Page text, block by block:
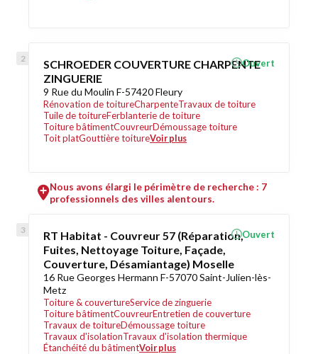
SCHROEDER COUVERTURE CHARPENTE
ZINGUERIE
9 Rue du Moulin F-57420 Fleury
Rénovation de toitureCharpenteTravaux de toiture
Tuile de toitureFerblanterie de toiture
Toiture bâtimentCouvreurDémoussage toiture
Toit platGouttière toitureVoir plus
Ouvert
Nous avons élargi le périmètre de recherche : 7
professionnels des villes alentours.
RT Habitat - Couvreur 57 (Réparation,
Fuites, Nettoyage Toiture, Façade,
Couverture, Désamiantage) Moselle
16 Rue Georges Hermann F-57070 Saint-Julien-lès-
Metz
Toiture & couvertureService de zinguerie
Toiture bâtimentCouvreurEntretien de couverture
Travaux de toitureDémoussage toiture
Travaux d'isolationTravaux d'isolation thermique
Étanchéité du bâtimentVoir plus
Ouvert